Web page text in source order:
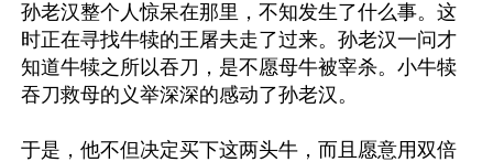
孙老汉整个人惊呆在那里，不知发生了什么事。这
时正在寻找牛犊的王屠夫走了过来。孙老汉一问才
知道牛犊之所以吞刀，是不愿母牛被宰杀。小牛犊
吞刀救母的义举深深的感动了孙老汉。
于是，他不但决定买下这两头牛，而且愿意用双倍